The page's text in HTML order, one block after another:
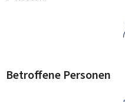
Betroffene Personen